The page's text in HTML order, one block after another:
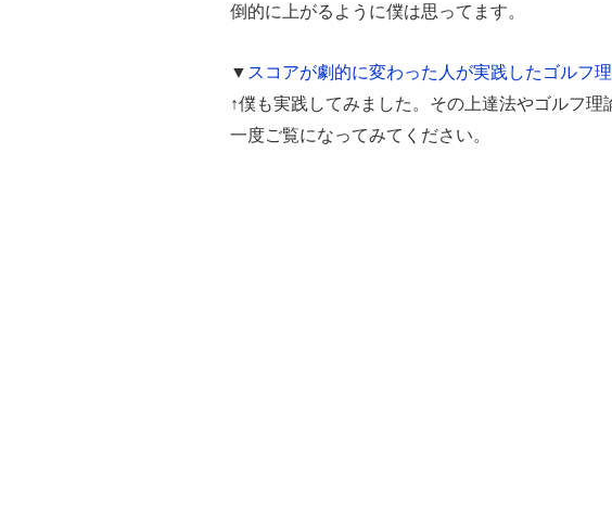
倒的に上がるように僕は思ってます。
▼ スコアが劇的に変わった人が実践したゴルフ
↑僕も実践してみました。その上達法やゴルフ理
一度ご覧になってみてください。